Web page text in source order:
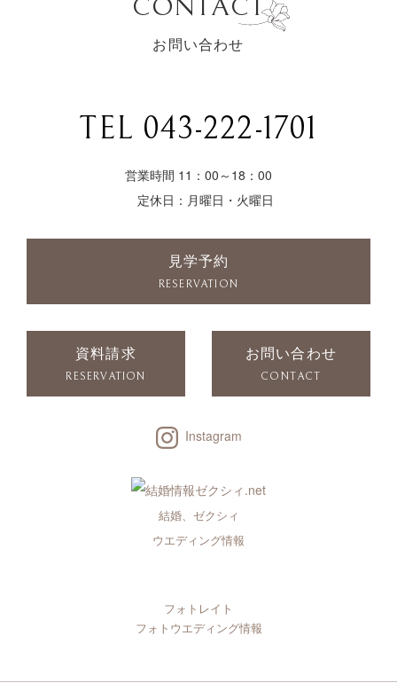
CONTACT
お問い合わせ
TEL 043-222-1701
営業時間 11：00～18：00
定休日：月曜日・火曜日
見学予約
RESERVATION
資料請求
RESERVATION
お問い合わせ
CONTACT
Instagram
結婚、ゼクシィ
ウエディング情報
フォトレイト
フォトウエディング情報